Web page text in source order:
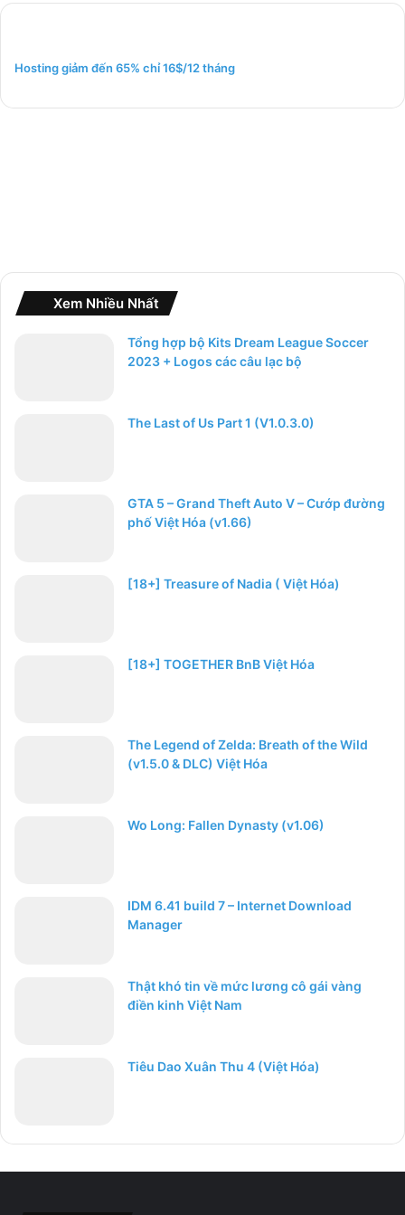
o
Hosting giảm đến 65% chỉ 16$/12 tháng
Xem Nhiều Nhất
Tổng hợp bộ Kits Dream League Soccer
2023 + Logos các câu lạc bộ
The Last of Us Part 1 (V1.0.3.0)
GTA 5 – Grand Theft Auto V – Cướp đường
phố Việt Hóa (v1.66)
[18+] Treasure of Nadia ( Việt Hóa)
[18+] TOGETHER BnB Việt Hóa
The Legend of Zelda: Breath of the Wild
(v1.5.0 & DLC) Việt Hóa
Wo Long: Fallen Dynasty (v1.06)
IDM 6.41 build 7 – Internet Download
Manager
Thật khó tin về mức lương cô gái vàng
điền kinh Việt Nam
Tiêu Dao Xuân Thu 4 (Việt Hóa)